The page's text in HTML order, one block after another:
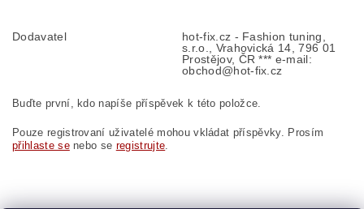
Dodavatel
hot-fix.cz - Fashion tuning,
s.r.o., Vrahovická 14, 796 01
Prostějov, ČR *** e-mail:
obchod@hot-fix.cz
Buďte první, kdo napíše příspěvek k této položce.
Pouze registrovaní uživatelé mohou vkládat příspěvky. Prosím
přihlaste senebo se registrujte.